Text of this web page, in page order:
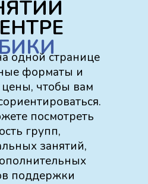
одной странице
форматы и
чтобы вам
посмотреть
групп,
занятий,
поддержки